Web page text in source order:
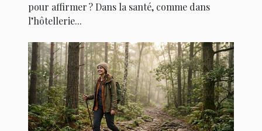
pour affirmer ? Dans la santé, comme dans
l’hôtellerie...